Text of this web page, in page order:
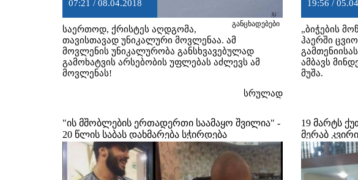
07:21 / 08.04.2018
განცხადებები
საერთოდ, ქრისტეს აღდგომა,
თავისთავად უნიკალური მოვლენაა. ამ
მოვლენის უნიკალურობა განსხვავებულად
გამოხატვის არსებობის უფლებას აძლევს ამ
მოვლენას!
სრულად
19:56 /
„ბიჭების
ჰაერში
ამბავს
მუშა.
"ის მშობლების ერთადერთი საამაყო შვილია" -
20 წლის საბას დახმარება სჭირდება
19 მარტს
მერაბ